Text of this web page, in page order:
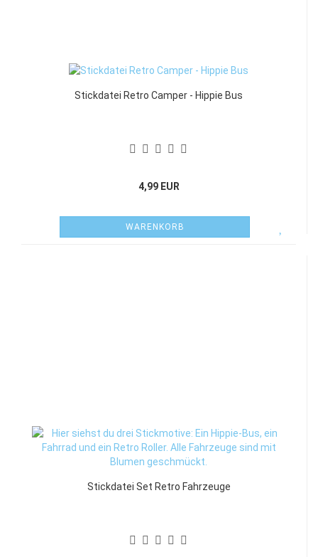
Stickdatei Retro Camper - Hippie Bus
4,99 EUR
WARENKORB
Stickdatei Set Retro Fahrzeuge